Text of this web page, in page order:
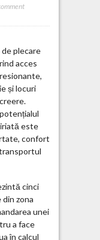
plecare
acces
și locuri
este
confort
cinci
zona
unei
a face
în calcul